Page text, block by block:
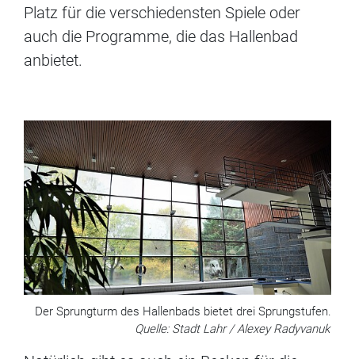
Platz für die verschiedensten Spiele oder
auch die Programme, die das Hallenbad
anbietet.
Der Sprungturm des Hallenbads bietet drei Sprungstufen.
Quelle: Stadt Lahr / Alexey Radyvanuk